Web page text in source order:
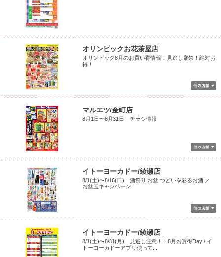
オリンピックお花茶屋店
オリンピック8月のお買い得情報！見逃し厳禁！絶対お
得！
マルエツ/金町店
8月1日〜8月31日 チラシ情報
イトーヨーカドー/綾瀬店
8/1(土)〜8/16(日) 酒祭り お盆 つどいを彩るお酒 ／
お盆玉キャンペーン
イトーヨーカドー/綾瀬店
8/1(土)〜8/31(月) 見逃し注意！！8月お買得Day / イ
トーヨーカドーアプリ使って...